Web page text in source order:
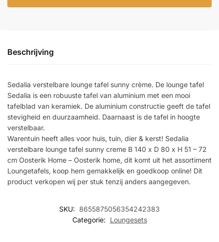
€897,99.€673,49.
Beschrijving
Sedalia verstelbare lounge tafel sunny crème. De lounge tafel
Sedalia is een robuuste tafel van aluminium met een mooi
tafelblad van keramiek. De aluminium constructie geeft de tafel
stevigheid en duurzaamheid. Daarnaast is de tafel in hoogte
verstelbaar.
Warentuin heeft alles voor huis, tuin, dier & kerst! Sedalia
verstelbare lounge tafel sunny creme B 140 x D 80 x H 51 – 72
cm Oosterik Home – Oosterik home, dit komt uit het assortiment
Loungetafels, koop hem gemakkelijk en goedkoop online! Dit
product verkopen wij per stuk tenzij anders aangegeven.
SKU:
8655875056354242383
Categorie:
Loungesets